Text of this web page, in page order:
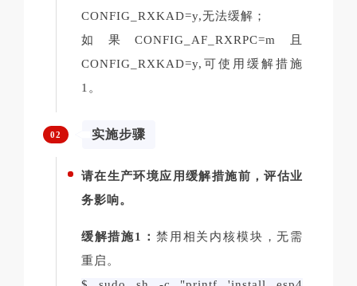
CONFIG_RXKAD=y,无法缓解；
如果CONFIG_AF_RXRPC=m且
CONFIG_RXKAD=y,可使用缓解措施
1。
02 实施步骤
请在生产环境应用缓解措施前，评估业
务影响。
缓解措施1： 禁用相关内核模块，无需
重启。